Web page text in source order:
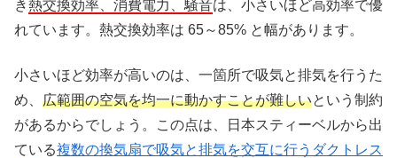
き熱交換効率、消費電力、騒音は、小さいほど高効率で優
れています。熱交換効率は 65～85% と幅があります。
小さいほど効率が高いのは、一箇所で吸気と排気を行うた
め、 広範囲の空気を均一に動かすことが難しいという制約
があるからでしょう。この点は、日本スティーベルから出
ている複数の換気扇で吸気と排気を交互に行うダクトレス